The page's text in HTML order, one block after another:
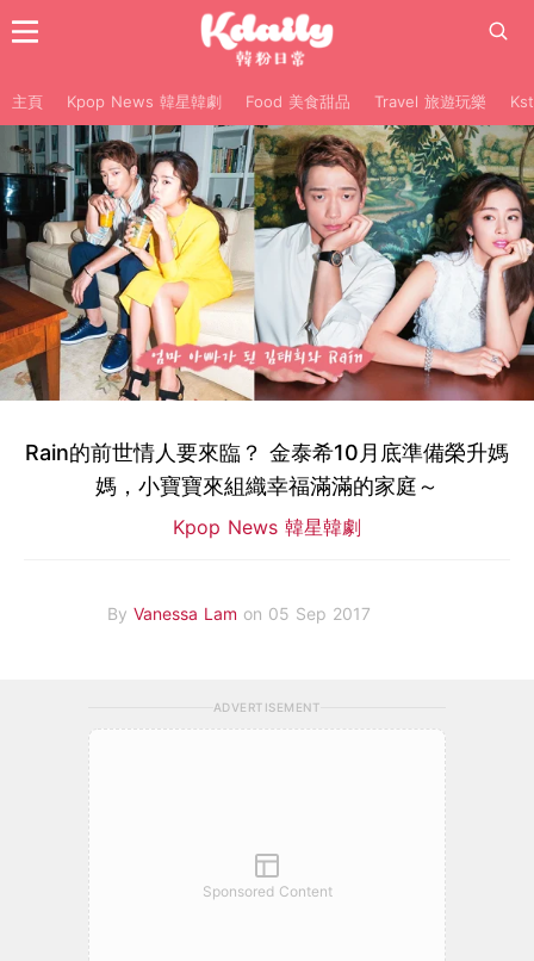
主頁 Kpop News 韓星韓劇 Food 美食甜品 Travel 旅遊玩樂
Rain的前世情人要來臨？ 金泰希10月底準備榮升媽
媽，小寶寶來組織幸福滿滿的家庭～
Kpop News 韓星韓劇
By Vanessa Lam on 05 Sep 2017
ADVERTISEMENT
Sponsored Content